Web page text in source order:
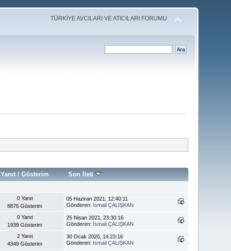
TÜRKİYE AVCILARI VE ATICILARI FORUMU
Yanıt/ Gösterim Son İleti
0 Yanıt
8876 Gösterim
05 Haziran 2021, 12:40:11
Gönderen: İsmail ÇALIŞKAN
0 Yanıt
1939 Gösterim
25 Nisan 2021, 23:30:16
Gönderen: İsmail ÇALIŞKAN
2 Yanıt
4349 Gösterim
30 Ocak 2020, 14:23:16
Gönderen: İsmail ÇALIŞKAN